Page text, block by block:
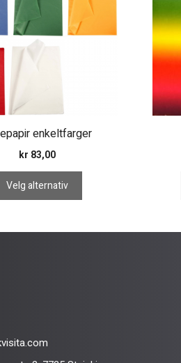
enkeltfarger
kr 83,00
Velg alternativ